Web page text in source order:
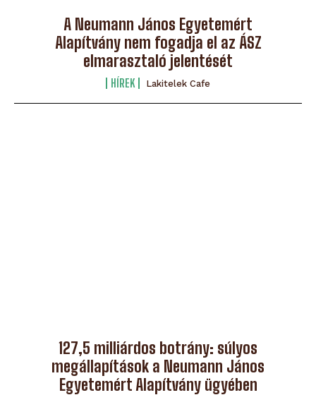
A Neumann János Egyetemért
Alapítvány nem fogadja el az ÁSZ
elmarasztaló jelentését
HÍREK Lakitelek Cafe
127,5 milliárdos botrány: súlyos
megállapítások a Neumann János
Egyetemért Alapítvány ügyében